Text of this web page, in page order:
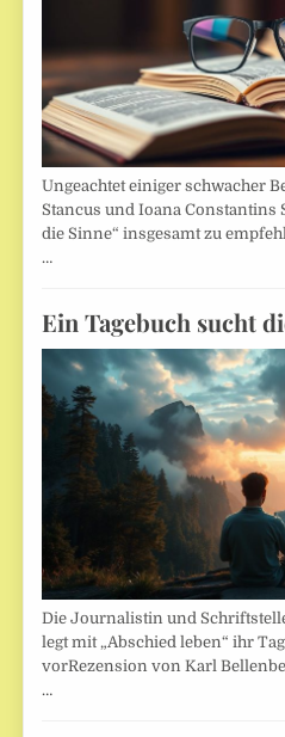
Ungeachtet einiger schwacher
Stancus und Ioana Constantins
die Sinne“ insgesamt zu
…
Ein Tagebuch sucht
Die Journalistin und
legt mit „Abschied leben“ ihr
vorRezension von Karl
…